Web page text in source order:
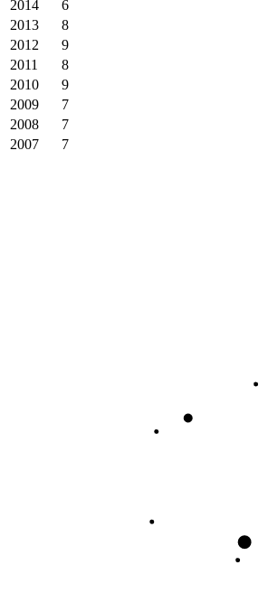
2014
6
2013
8
2012
9
2011
8
2010
9
2009
7
2008
7
2007
7